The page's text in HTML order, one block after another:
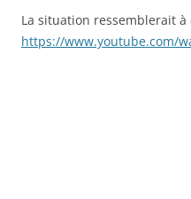
La situation ressemblerait à
https://www.youtube.com/